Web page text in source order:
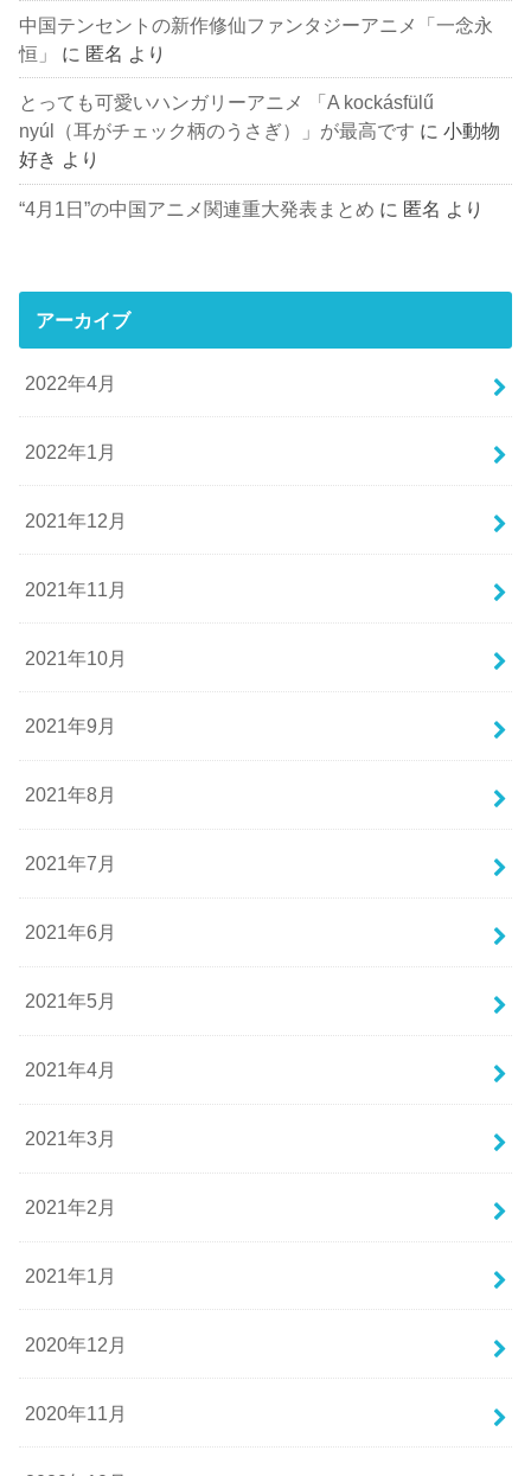
中国テンセントの新作修仙ファンタジーアニメ「一念永
恒」
に 匿名 より
とっても可愛いハンガリーアニメ 「A kockásfülű
nyúl（耳がチェック柄のうさぎ）」が最高です に小動物
好き より
“4月1日”の中国アニメ関連重大発表まとめ に 匿名 より
アーカイブ
2022年4月
2022年1月
2021年12月
2021年11月
2021年10月
2021年9月
2021年8月
2021年7月
2021年6月
2021年5月
2021年4月
2021年3月
2021年2月
2021年1月
2020年12月
2020年11月